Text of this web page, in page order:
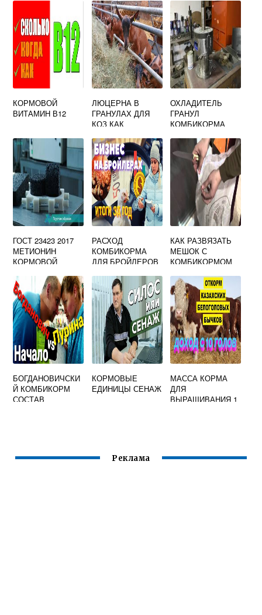
КОРМОВОЙ
ВИТАМИН В12
ЛЮЦЕРНА В
ГРАНУЛАХ ДЛЯ
КОЗ КАК
ОХЛАДИТЕЛЬ
ГРАНУЛ
КОМБИКОРМА
ГОСТ 23423 2017
МЕТИОНИН
КОРМОВОЙ
УСЛОВИЯ
РАСХОД
КОМБИКОРМА
ДЛЯ БРОЙЛЕРОВ
КАК РАЗВЯЗАТЬ
МЕШОК С
КОМБИКОРМОМ
БОГДАНОВИЧСКИ
Й КОМБИКОРМ
СОСТАВ
КОРМОВЫЕ
ЕДИНИЦЫ СЕНАЖ
МАССА КОРМА
ДЛЯ
ВЫРАЩИВАНИЯ 1
Реклама